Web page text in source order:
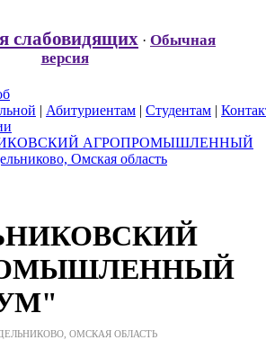
слабовидящих · Обычная
версия
| Абитуриентам | Студентам |
ОМСКАЯ ОБЛАСТЬ